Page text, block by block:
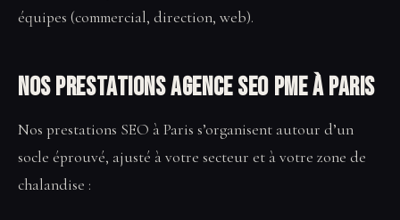
équipes (commercial, direction, web).
Nos prestations Agence SEO PME à Paris
Nos prestations SEO à Paris s’organisent autour d’un
socle éprouvé, ajusté à votre secteur et à votre zone de
chalandise :